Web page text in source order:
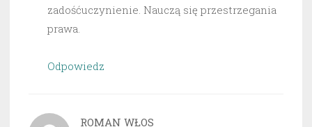
zadośćuczynienie. Nauczą się przestrzegania
prawa.
Odpowiedz
ROMAN WŁOS